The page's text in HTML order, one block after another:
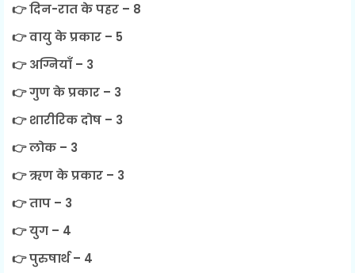
👉 दिन-रात के पहर – 8
👉 वायु के प्रकार – 5
👉 अग्नियाँ – 3
👉 गुण के प्रकार – 3
👉 शारीरिक दोष – 3
👉 लोक – 3
👉 ऋण के प्रकार – 3
👉 ताप – 3
👉 युग – 4
👉 पुरुषार्थ – 4